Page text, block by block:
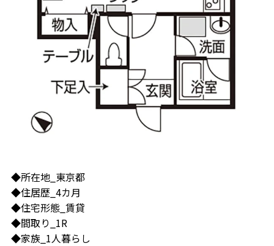
◆所在地_東京都
◆住居歴_4カ月
◆住宅形態_賃貸
◆間取り_1R
◆家族_1人暮らし